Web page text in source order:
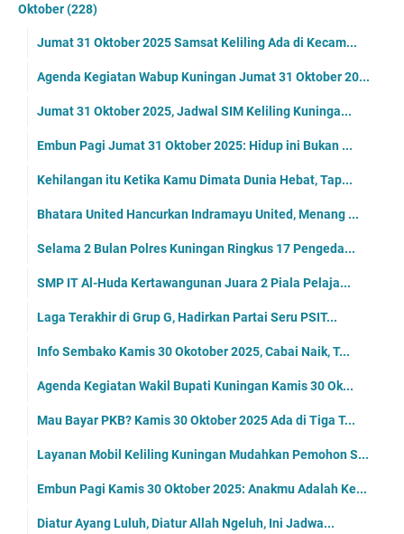
Oktober(228)
Jumat 31 Oktober 2025 Samsat Keliling Ada di Kecam...
Agenda Kegiatan Wabup Kuningan Jumat 31 Oktober 20...
Jumat 31 Oktober 2025, Jadwal SIM Keliling Kuninga...
Embun Pagi Jumat 31 Oktober 2025: Hidup ini Bukan ...
Kehilangan itu Ketika Kamu Dimata Dunia Hebat, Tap...
Bhatara United Hancurkan Indramayu United, Menang ...
Selama 2 Bulan Polres Kuningan Ringkus 17 Pengeda...
SMP IT Al-Huda Kertawangunan Juara 2 Piala Pelaja...
Laga Terakhir di Grup G, Hadirkan Partai Seru PSIT...
Info Sembako Kamis 30 Okotober 2025, Cabai Naik, T...
Agenda Kegiatan Wakil Bupati Kuningan Kamis 30 Ok...
Mau Bayar PKB? Kamis 30 Oktober 2025 Ada di Tiga T...
Layanan Mobil Keliling Kuningan Mudahkan Pemohon S...
Embun Pagi Kamis 30 Oktober 2025: Anakmu Adalah Ke...
Diatur Ayang Luluh, Diatur Allah Ngeluh, Ini Jadwa...